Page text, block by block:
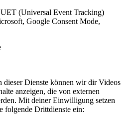
(Universal Event Tracking)
Google Consent Mode,
dieser Dienste können wir dir Videos
anzeigen, die von externen
Mit deiner Einwilligung setzen
folgende Drittdienste ein: